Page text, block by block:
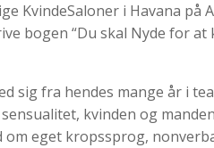
KvindeSaloner i Havana på
bogen “Du skal Nyde for
fra hendes mange år i
kvinden og
eget kropssprog,